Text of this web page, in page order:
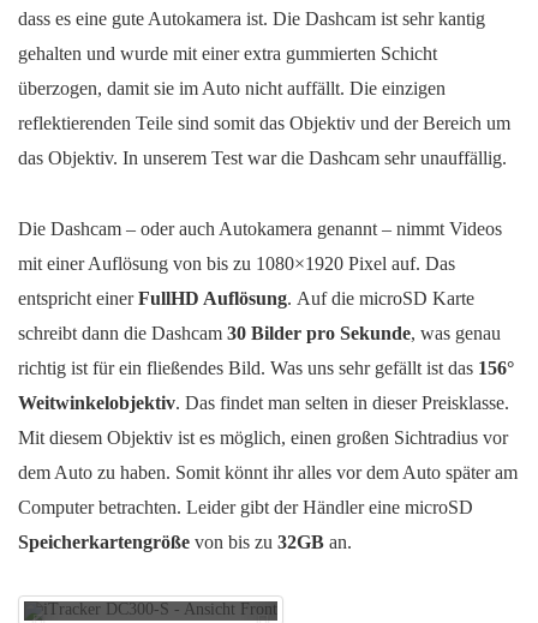
dass es eine gute Autokamera ist. Die Dashcam ist sehr kantig
gehalten und wurde mit einer extra gummierten Schicht
überzogen, damit sie im Auto nicht auffällt. Die einzigen
reflektierenden Teile sind somit das Objektiv und der Bereich um
das Objektiv. In unserem Test war die Dashcam sehr unauffällig.
Die Dashcam – oder auch Autokamera genannt – nimmt Videos
mit einer Auflösung von bis zu 1080×1920 Pixel auf. Das
entspricht einerFullHD Auflösung. Auf die microSD Karte
schreibt dann die Dashcam 30 Bilder pro Sekunde, was genau
richtig ist für ein fließendes Bild. Was uns sehr gefällt ist das 156°
Weitwinkelobjektiv. Das findet man selten in dieser Preisklasse.
Mit diesem Objektiv ist es möglich, einen großen Sichtradius vor
dem Auto zu haben. Somit könnt ihr alles vor dem Auto später am
Computer betrachten. Leider gibt der Händler eine microSD
Speicherkartengröße von bis zu 32GB an.
iTracker DC300-S - Ansicht